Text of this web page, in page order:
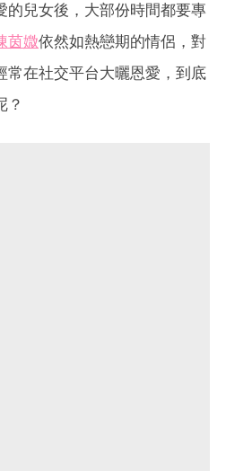
的兒女後，大部份時間都要專
茵媺依然如熱戀期的情侶，對
常在社交平台大曬恩愛，到底
？